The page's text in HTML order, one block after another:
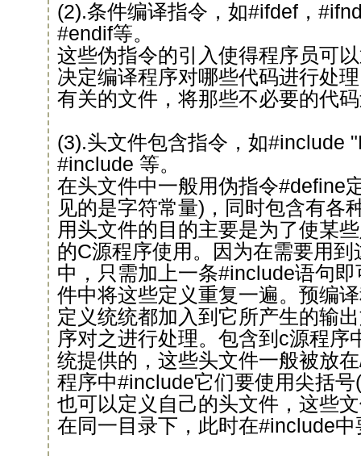
(2).条件编译指令，如#ifdef，
#endif等。
这些伪指令的引入使得程序员可
决定编译程序对哪些代码进行处
有关的文件，将那些不必要的代
(3).头文件包含指令，如#include
#include 等。
在头文件中一般用伪指令#define
见的是字符常量)，同时包含有各
用头文件的目的主要是为了使某
的C源程序使用。因为在需要用
中，只需加上一条#include语句
件中将这些定义重复一遍。预编
定义统统都加入到它所产生的输
序对之进行处理。包含到c源程序
统提供的，这些头文件一般被放
程序中#include它们要使用尖括
也可以定义自己的头文件，这些
在同一目录下，此时在#include